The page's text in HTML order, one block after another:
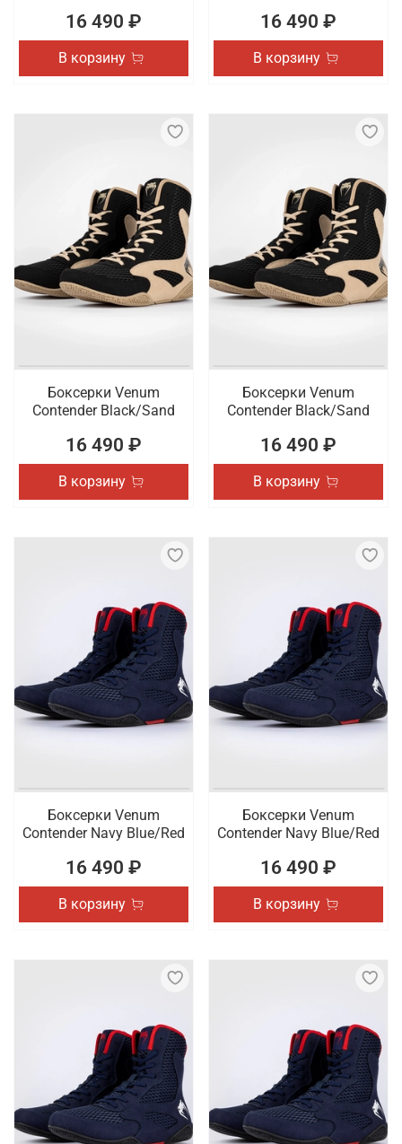
16 490 ₽
В корзину
16 490 ₽
В корзину
Боксерки Venum
Contender Black/Sand
16 490 ₽
В корзину
Боксерки Venum
Contender Black/Sand
16 490 ₽
В корзину
Боксерки Venum
Contender Navy Blue/Red
16 490 ₽
В корзину
Боксерки Venum
Contender Navy Blue/Red
16 490 ₽
В корзину